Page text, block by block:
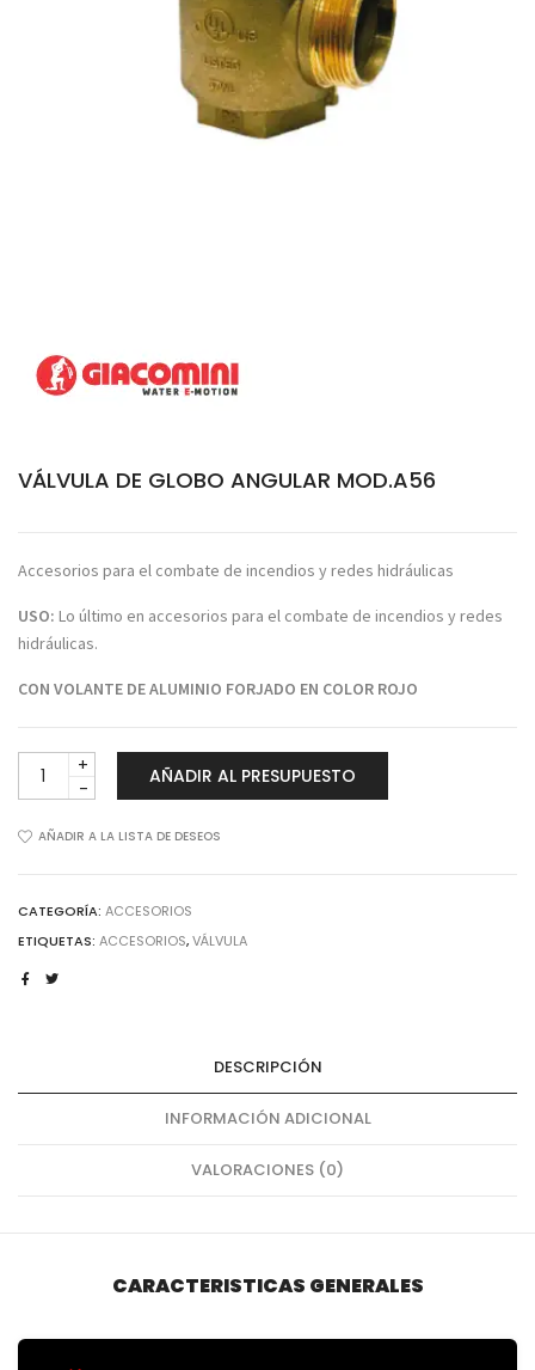
VÁLVULA DE GLOBO ANGULAR MOD.A56
Accesorios para el combate de incendios y redes hidráulicas
USO: Lo último en accesorios para el combate de incendios y redes
hidráulicas.
CON VOLANTE DE ALUMINIO FORJADO EN COLOR ROJO
VÁLVULA
ANGULAR
AÑADIR AL PRESUPUESTO
AÑADIR A LA LISTA DE DESEOS
CATEGORÍA: ACCESORIOS
ETIQUETAS: ACCESORIOS,VÁLVULA
DESCRIPCIÓN
INFORMACIÓN ADICIONAL
VALORACIONES (0)
CARACTERISTICAS GENERALES